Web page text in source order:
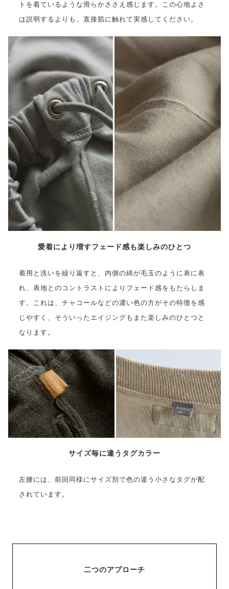
トを着ているような滑らかささえ感じます。この心地よさ
は説明するよりも、直接肌に触れて実感してください。
愛着により増すフェード感も楽しみのひとつ
着用と洗いを繰り返すと、内側の綿が毛玉のように表に表
れ、表地とのコントラストによりフェード感をもたらしま
す。これは、チャコールなどの濃い色の方がその特徴を感
じやすく、そういったエイジングもまた楽しみのひとつと
なります。
サイズ毎に違うタグカラー
左腰には、前回同様にサイズ別で色の違う小さなタグが配
されています。
二つのアプローチ